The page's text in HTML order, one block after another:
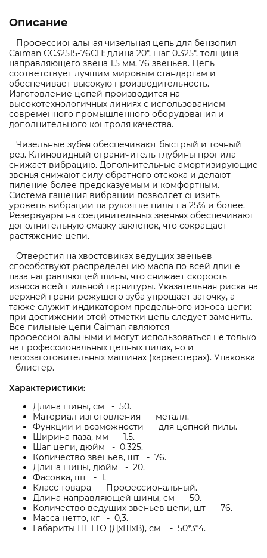
Описание
Профессиональная чизельная цепь для бензопил
Caiman CC32515-76CH: длина 20", шаг 0.325", толщина
направляющего звена 1,5 мм, 76 звеньев. Цепь
соответствует лучшим мировым стандартам и
обеспечивает высокую производительность.
Изготовление цепей производится на
высокотехнологичных линиях с использованием
современного промышленного оборудования и
дополнительного контроля качества.
Чизельные зубья обеспечивают быстрый и точный
рез. Клиновидный ограничитель глубины пропила
снижает вибрацию. Дополнительные амортизирующие
звенья снижают силу обратного отскока и делают
пиление более предсказуемым и комфортным.
Система гашения вибрации позволяет снизить
уровень вибрации на рукоятке пилы на 25% и более.
Резервуары на соединительных звеньях обеспечивают
дополнительную смазку заклепок, что сокращает
растяжение цепи.
Отверстия на хвостовиках ведущих звеньев
способствуют распределению масла по всей длине
паза направляющей шины, что снижает скорость
износа всей пильной гарнитуры. Указательная риска на
верхней грани режущего зуба упрощает заточку, а
также служит индикатором предельного износа цепи:
при достижении этой отметки цепь следует заменить.
Все пильные цепи Caiman являются
профессиональными и могут использоваться не только
на профессиональных цепных пилах, но и
лесозаготовительных машинах (харвестерах). Упаковка
– блистер.
Характеристики:
Длина шины, см - 50.
Материал изготовления - металл.
Функции и возможности - для цепной пилы.
Ширина паза, мм - 1.5.
Шаг цепи, дюйм - 0.325.
Количество звеньев, шт - 76.
Длина шины, дюйм - 20.
Фасовка, шт - 1.
Класс товара - Профессиональный.
Длина направляющей шины, см - 50.
Количество ведущих звеньев цепи, шт - 76.
Масса нетто, кг - 0,3.
Габариты НЕТТО (ДхШхВ), см - 50*3*4.